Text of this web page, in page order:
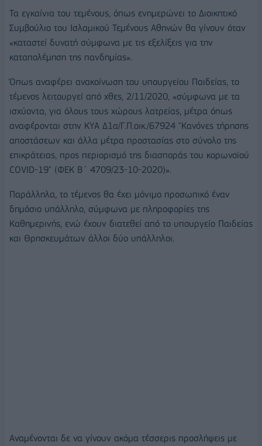
Τα εγκαίνια του τεμένους, όπως ενημερώνει το Διοικητικό
Συμβούλιο του Ισλαμικού Τεμένους Αθηνών θα γίνουν όταν
«καταστεί δυνατή σύμφωνα με τις εξελίξεις για την
καταπολέμηση της πανδημίας».
Όπως αναφέρει ανακοίνωση του υπουργείου Παιδείας, το
τέμενος λειτουργεί από χθες, 2/11/2020, «σύμφωνα με τα
ισχύοντα, για όλους τους χώρους λατρείας, μέτρα όπως
αναφέρονται στην ΚΥΑ Δ1α/Γ.Π.οικ./67924 "Κανόνες τήρησης
αποστάσεων και άλλα μέτρα προστασίας στο σύνολο της
επικράτειας, προς περιορισμό της διασποράς του κορωνοϊού
COVID-19" (ΦΕΚ Β΄ 4709/23-10-2020)».
Παράλληλα, το τέμενος θα έχει μόνιμο προσωπικό έναν
δημόσιο υπάλληλο, σύμφωνα με πληροφορίες της
Καθημερινής, ενώ έχουν διατεθεί από το υπουργείο Παιδείας
και Θρησκευμάτων άλλοι δύο υπάλληλοι.
Αναμένονται δε να γίνουν ακόμα τέσσερις προσλήψεις με